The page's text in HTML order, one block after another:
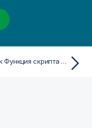
inweek Функция скрипта и диаграммы